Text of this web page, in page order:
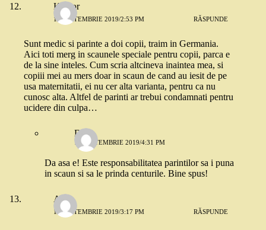
Kantor
11 SEPTEMBRIE 2019/2:53 PM RĂSPUNDE
Sunt medic si parinte a doi copii, traim in Germania.
Aici toti merg in scaunele speciale pentru copii, parca e
de la sine inteles. Cum scria altcineva inaintea mea, si
copiii mei au mers doar in scaun de cand au iesit de pe
usa maternitatii, ei nu cer alta varianta, pentru ca nu
cunosc alta. Altfel de parinti ar trebui condamnati pentru
ucidere din culpa…
Daria
11 SEPTEMBRIE 2019/4:31 PM
Da asa e! Este responsabilitatea parintilor sa i puna
in scaun si sa le prinda centurile. Bine spus!
Ana
11 SEPTEMBRIE 2019/3:17 PM RĂSPUNDE